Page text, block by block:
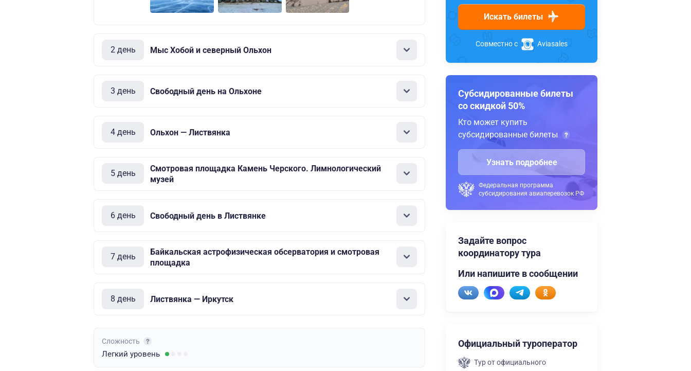
2 день Мыс Хобой и северный Ольхон
3 день Свободный день на Ольхоне
4 день Ольхон — Листвянка
5 день
Смотровая площадка Камень Черского. Лимнологический
музей
6 день Свободный день в Листвянке
7 день
Байкальская астрофизическая обсерватория и смотровая
площадка
8 день Листвянка — Иркутск
Сложность
Легкий уровень
Искать билеты
Совместно с Aviasales
Субсидированные билеты
со скидкой 50%
Кто может купить
субсидированные билеты
Узнать подробнее
Федеральная программа
субсидирования авиаперевозок РФ
Задайте вопрос
координатору тура
Или напишите в сообщении
Официальный туроператор
Тур от официального